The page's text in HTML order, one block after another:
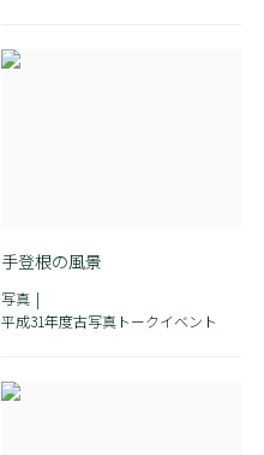
手登根の風景
写真
平成31年度古写真トークイベント